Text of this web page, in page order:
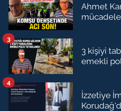
Ahmet
3 kişiyi
emekli
3
İzzetiye
4